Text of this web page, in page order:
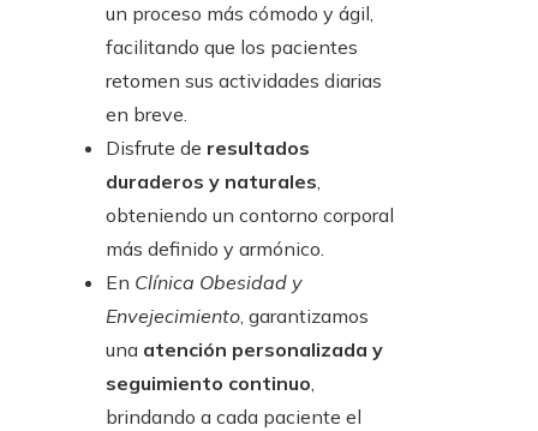
un proceso más cómodo y ágil,
facilitando que los pacientes
retomen sus actividades diarias
en breve.
Disfrute de resultados
duraderos y naturales,
obteniendo un contorno corporal
más definido y armónico.
En Clínica Obesidad y
Envejecimiento, garantizamos
una atención personalizada y
seguimiento continuo,
brindando a cada paciente el